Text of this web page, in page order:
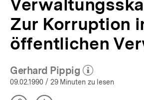
Zur Korruption
öffentlichen
Gerhard Pippig
(Mehr zum Autor)
öffnen
09.02.1990 / 29 Minuten zu lesen